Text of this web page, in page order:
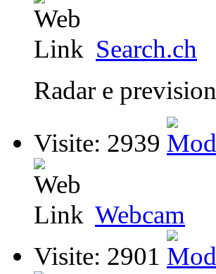
Search.ch
Radar e
Visite: 2939
Webcam
Visite: 2901